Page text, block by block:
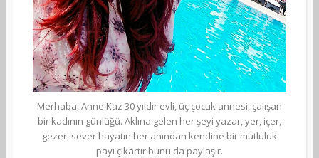
Merhaba, Anne Kaz 30 yıldır evli, üç çocuk annesi, çalışan
bir kadının günlüğü. Aklına gelen her şeyi yazar, yer, içer,
gezer, sever hayatın her anından kendine bir mutluluk
payı çıkartır bunu da paylaşır.